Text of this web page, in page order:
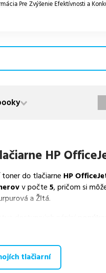
Pre Zvýšenie Efektívnosti a
HP
do tlačiarne HP
v počte 5, pričom si
a Žltá.
ponuka, spĺňajúca normy
už od13,00€.
zohráva dôležitú úlohu aj
tlačiarní